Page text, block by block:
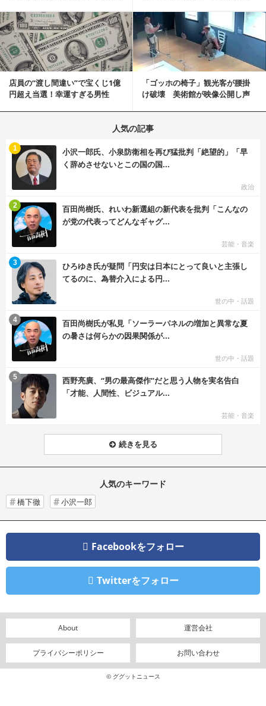
店員の“渡し間違い”で宝くじ1億
円超え当選！幸運すぎる男性
「ゴッホの椅子」観光客が腰掛
け破壊 美術館が映像公開し声
記事を読む
人気の記事
小沢一郎氏、小泉防衛相を再び猛批判「絶望的」「早
く辞めさせないとこの国の国...
政治
1
百田尚樹氏、れいわ新選組の新代表を批判「こんなの
が党の代表ってどんなギャグ...
芸能・音楽
2
ひろゆき氏が疑問「円安は日本にとって良いと主張し
てるのに、為替介入による円...
世の中・話題
3
百田尚樹氏が私見「ソーラーパネルの増加と異常な夏
の暑さは何らかの因果関係が...
世の中・話題
4
西野亮廣、“男の最高傑作”だと思う人物を実名告白
「才能、人間性、ビジュアル...
芸能・音楽
5
続きを見る
人気のキーワード
橋下徹 小沢一郎
Facebookをフォロー
Twitterをフォロー
About 運営会社
プライバシーポリシー お問い合わせ
© ググットニュース